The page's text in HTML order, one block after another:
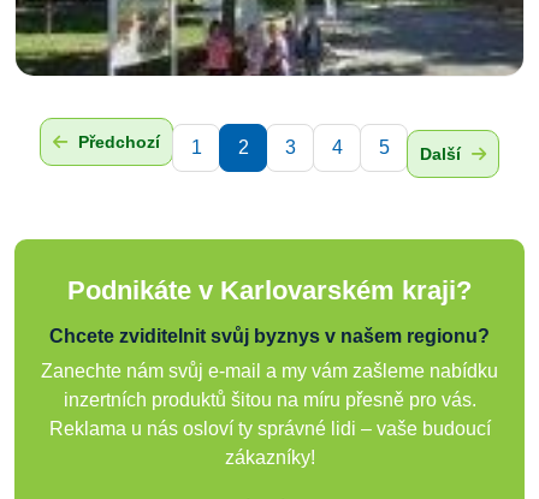
Předchozí 1 2 3 4 5 Další
Podnikáte v Karlovarském kraji?
Chcete zviditelnit svůj byznys v našem regionu?
Zanechte nám svůj e-mail a my vám zašleme nabídku
inzertních produktů šitou na míru přesně pro vás.
Reklama u nás osloví ty správné lidi – vaše budoucí
zákazníky!